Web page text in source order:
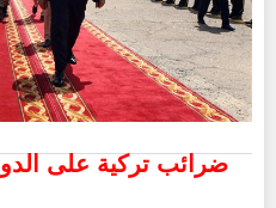
ضرائب تركية على